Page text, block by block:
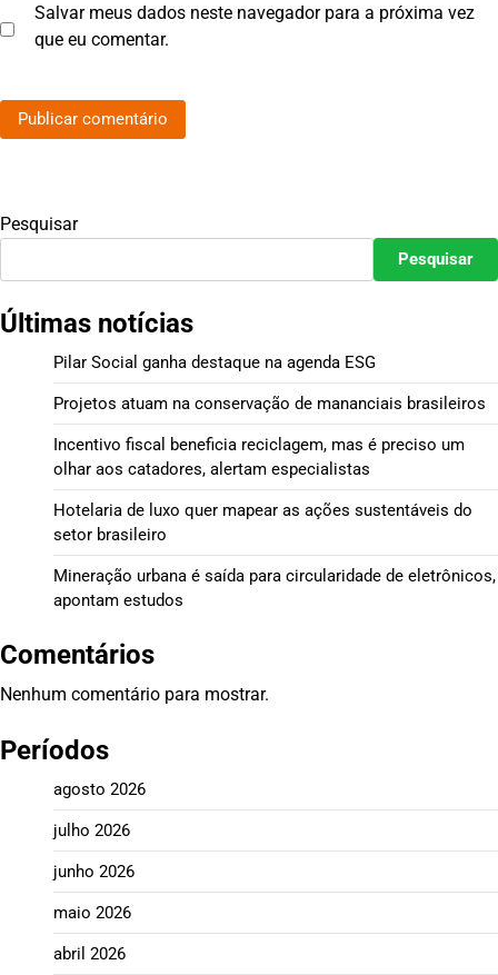
Salvar meus dados neste navegador para a próxima vez
que eu comentar.
Pesquisar
Pesquisar
Últimas notícias
Pilar Social ganha destaque na agenda ESG
Projetos atuam na conservação de mananciais brasileiros
Incentivo fiscal beneficia reciclagem, mas é preciso um
olhar aos catadores, alertam especialistas
Hotelaria de luxo quer mapear as ações sustentáveis do
setor brasileiro
Mineração urbana é saída para circularidade de eletrônicos,
apontam estudos
Comentários
Nenhum comentário para mostrar.
Períodos
agosto 2026
julho 2026
junho 2026
maio 2026
abril 2026